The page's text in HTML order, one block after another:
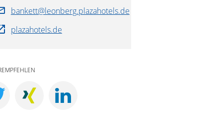
bankett@leonberg.plazahotels.de
plazahotels.de